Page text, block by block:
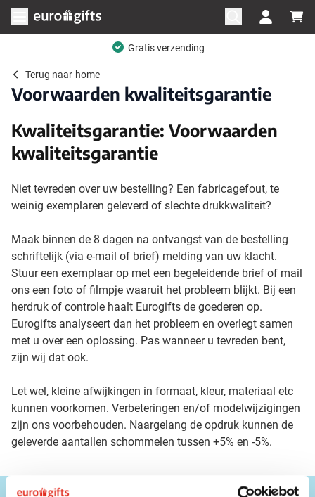
Ga naar de inhoud
Menu openen
Gratis verzending
Terug naar home
Voorwaarden kwaliteitsgarantie
Kwaliteitsgarantie: Voorwaarden
kwaliteitsgarantie
Niet tevreden over uw bestelling? Een fabricagefout, te
weinig exemplaren geleverd of slechte drukkwaliteit?
Maak binnen de 8 dagen na ontvangst van de bestelling
schriftelijk (via e-mail of brief) melding van uw klacht.
Stuur een exemplaar op met een begeleidende brief of mail
ons een foto of filmpje waaruit het probleem blijkt. Bij een
herdruk of controle haalt Eurogifts de goederen op.
Eurogifts analyseert dan het probleem en overlegt samen
met u over een oplossing. Pas wanneer u tevreden bent,
zijn wij dat ook.
Let wel, kleine afwijkingen in formaat, kleur, materiaal etc
kunnen voorkomen. Verbeteringen en/of modelwijzigingen
zijn ons voorbehouden. Naargelang de opdruk kunnen de
geleverde aantallen schommelen tussen +5% en -5%.